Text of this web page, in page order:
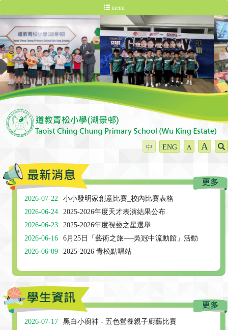
menu
中 ENG A A
2026-07-22
小小發明家創意比賽_校內比賽表格
2026-06-24
2025-2026年度天才表演結果公布
2026-06-23
2025-2026年度視藝之星選舉
2026-06-16
6月25日「藝術之旅──吳冠中流動館」活動
2026-06-09
2025-2026 青松點唱站
2026-07-17
黑白小廚神 - 五色營養親子廚藝比賽